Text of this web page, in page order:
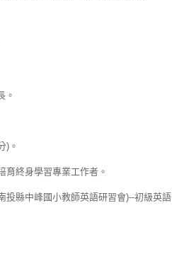
。
)。
育終身學習專業工作者。
縣中峰國小教師英語研習會)--初級英語